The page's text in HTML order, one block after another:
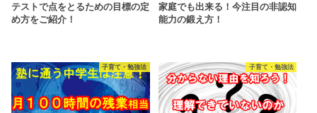
テストで点をとるための目標の定
め方をご紹介！
家庭でも出来る！今注目の非認知
能力の鍛え方！
子育て・勉強法 子育て・勉強法